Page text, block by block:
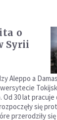
o
Syrii
Aleppo a
30 lat pracuje
się
przerodziły